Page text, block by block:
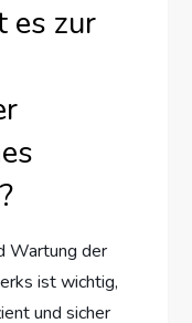
es zur
Wartung der
ist wichtig,
und sicher